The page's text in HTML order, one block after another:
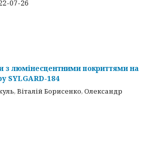
07-26
з люмінесцентними покриттями на
SYLGARD-184
Віталій Борисенко, Олександр